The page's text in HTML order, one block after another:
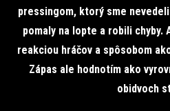
pressingom, ktorý sme
pomaly na lopte a robili chyby.
reakciou hráčov a spôsobom
Zápas ale hodnotím ako
obidvoch